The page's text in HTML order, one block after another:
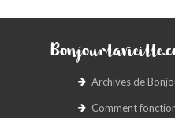
Archives de
Comment